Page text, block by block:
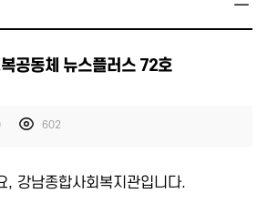
공동체 뉴스플러스 72호
602
, 강남종합사회복지관입니다.